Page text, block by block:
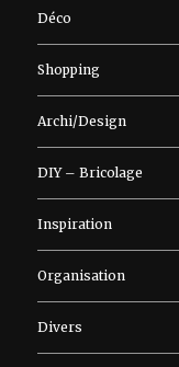
Déco
Shopping
Archi/Design
DIY – Bricolage
Inspiration
Organisation
Divers